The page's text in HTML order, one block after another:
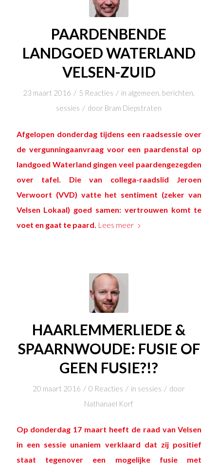
PAARDENBENDE
LANDGOED WATERLAND
VELSEN-ZUID
23 maart 2016 / 5 Reacties / in algemeen, berichten,
sessies / door Bram Diepstraten
Afgelopen donderdag tijdens een raadsessie over
de vergunningaanvraag voor een paardenstal op
landgoed Waterland gingen veel paardengezegden
over tafel. Die van collega-raadslid Jeroen
Verwoort (VVD) vatte het sentiment (zeker van
Velsen Lokaal) goed samen: vertrouwen komt te
voet en gaat te paard. Lees meer
HAARLEMMERLIEDE &
SPAARNWOUDE: FUSIE OF
GEEN FUSIE?!?
20 maart 2016 / 0 Reacties / in sessies / door
Nathanael Korf
Op donderdag 17 maart heeft de raad van Velsen
in een sessie unaniem verklaard dat zij positief
staat tegenover een mogelijke fusie met